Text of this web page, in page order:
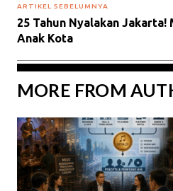
ARTIKEL SEBELUMNYA
25 Tahun Nyalakan
Anak Kota
MORE FROM